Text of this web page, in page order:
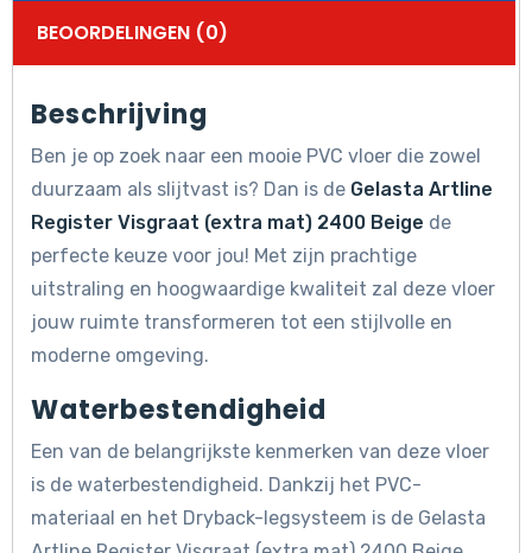
BEOORDELINGEN (0)
Beschrijving
Ben je op zoek naar een mooie PVC vloer die zowel
duurzaam als slijtvast is? Dan is de Gelasta Artline
Register Visgraat (extra mat) 2400 Beige de
perfecte keuze voor jou! Met zijn prachtige
uitstraling en hoogwaardige kwaliteit zal deze vloer
jouw ruimte transformeren tot een stijlvolle en
moderne omgeving.
Waterbestendigheid
Een van de belangrijkste kenmerken van deze vloer
is de waterbestendigheid. Dankzij het PVC-
materiaal en het Dryback-legsysteem is de Gelasta